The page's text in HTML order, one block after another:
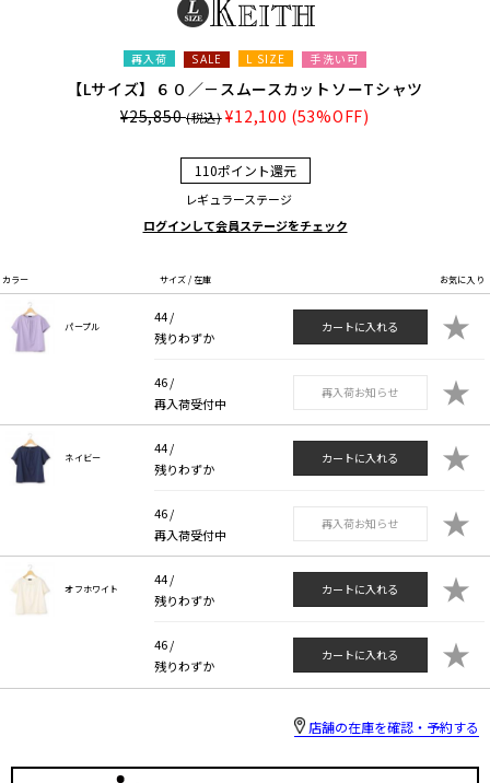
再入荷 SALE L SIZE 手洗い可
【Lサイズ】６０／－スムースカットソーTシャツ
¥25,850(税込) ¥12,100 (53%OFF)
110ポイント還元
レギュラーステージ
ログインして会員ステージをチェック
カラー サイズ / 在庫 お気に入り
パープル
44 /
残りわずか
カートに入れる ★
46 /
再入荷受付中
再入荷お知らせ ★
ネイビー
44 /
残りわずか
カートに入れる ★
46 /
再入荷受付中
再入荷お知らせ ★
オフホワイト
44 /
残りわずか
カートに入れる ★
46 /
残りわずか
カートに入れる ★
店舗の在庫を確認・予約する